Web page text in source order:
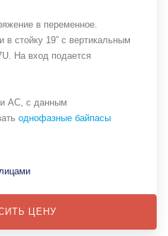
в переменное.
в стойку 19” с вертикальным
На вход подается
АС, с данным
однофазные байпасы
ЦЕНУ